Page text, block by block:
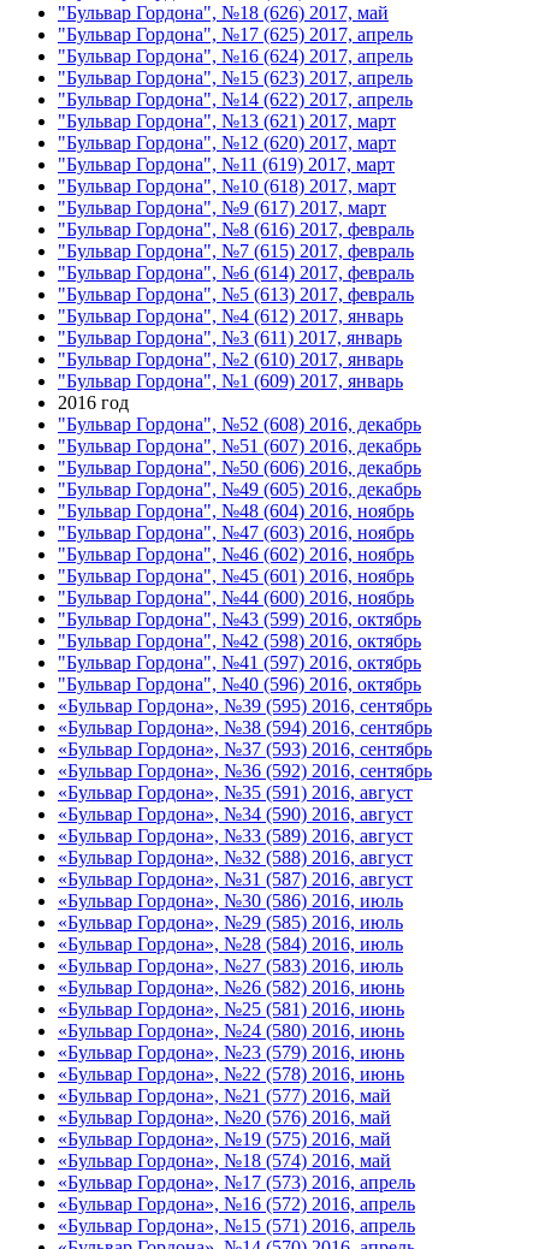
"Бульвар Гордона", №18 (626) 2017, май
"Бульвар Гордона", №17 (625) 2017, апрель
"Бульвар Гордона", №16 (624) 2017, апрель
"Бульвар Гордона", №15 (623) 2017, апрель
"Бульвар Гордона", №14 (622) 2017, апрель
"Бульвар Гордона", №13 (621) 2017, март
"Бульвар Гордона", №12 (620) 2017, март
"Бульвар Гордона", №11 (619) 2017, март
"Бульвар Гордона", №10 (618) 2017, март
"Бульвар Гордона", №9 (617) 2017, март
"Бульвар Гордона", №8 (616) 2017, февраль
"Бульвар Гордона", №7 (615) 2017, февраль
"Бульвар Гордона", №6 (614) 2017, февраль
"Бульвар Гордона", №5 (613) 2017, февраль
"Бульвар Гордона", №4 (612) 2017, январь
"Бульвар Гордона", №3 (611) 2017, январь
"Бульвар Гордона", №2 (610) 2017, январь
"Бульвар Гордона", №1 (609) 2017, январь
2016 год
"Бульвар Гордона", №52 (608) 2016, декабрь
"Бульвар Гордона", №51 (607) 2016, декабрь
"Бульвар Гордона", №50 (606) 2016, декабрь
"Бульвар Гордона", №49 (605) 2016, декабрь
"Бульвар Гордона", №48 (604) 2016, ноябрь
"Бульвар Гордона", №47 (603) 2016, ноябрь
"Бульвар Гордона", №46 (602) 2016, ноябрь
"Бульвар Гордона", №45 (601) 2016, ноябрь
"Бульвар Гордона", №44 (600) 2016, ноябрь
"Бульвар Гордона", №43 (599) 2016, октябрь
"Бульвар Гордона", №42 (598) 2016, октябрь
"Бульвар Гордона", №41 (597) 2016, октябрь
"Бульвар Гордона", №40 (596) 2016, октябрь
«Бульвар Гордона», №39 (595) 2016, сентябрь
«Бульвар Гордона», №38 (594) 2016, сентябрь
«Бульвар Гордона», №37 (593) 2016, сентябрь
«Бульвар Гордона», №36 (592) 2016, сентябрь
«Бульвар Гордона», №35 (591) 2016, август
«Бульвар Гордона», №34 (590) 2016, август
«Бульвар Гордона», №33 (589) 2016, август
«Бульвар Гордона», №32 (588) 2016, август
«Бульвар Гордона», №31 (587) 2016, август
«Бульвар Гордона», №30 (586) 2016, июль
«Бульвар Гордона», №29 (585) 2016, июль
«Бульвар Гордона», №28 (584) 2016, июль
«Бульвар Гордона», №27 (583) 2016, июль
«Бульвар Гордона», №26 (582) 2016, июнь
«Бульвар Гордона», №25 (581) 2016, июнь
«Бульвар Гордона», №24 (580) 2016, июнь
«Бульвар Гордона», №23 (579) 2016, июнь
«Бульвар Гордона», №22 (578) 2016, июнь
«Бульвар Гордона», №21 (577) 2016, май
«Бульвар Гордона», №20 (576) 2016, май
«Бульвар Гордона», №19 (575) 2016, май
«Бульвар Гордона», №18 (574) 2016, май
«Бульвар Гордона», №17 (573) 2016, апрель
«Бульвар Гордона», №16 (572) 2016, апрель
«Бульвар Гордона», №15 (571) 2016, апрель